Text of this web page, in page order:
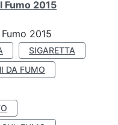
Fumo 2015
2015
SIGARETTA
DA FUMO